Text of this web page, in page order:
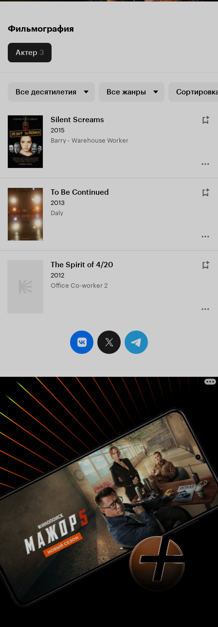
Фильмография
Актер 3
Все десятилетия Все жанры
Silent Screams
2015
Barry - Warehouse Worker
To Be Continued
2013
Daly
The Spirit of 4/20
2012
Office Co-worker 2